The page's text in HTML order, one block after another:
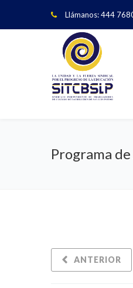
Llámanos: 444
Programa
ANTERIOR